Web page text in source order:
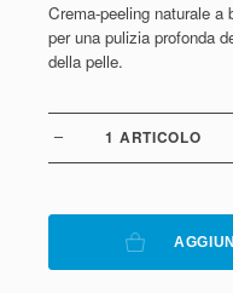
Crema-peeling naturale
per una pulizia profonda
della pelle.
1 ARTICOLO